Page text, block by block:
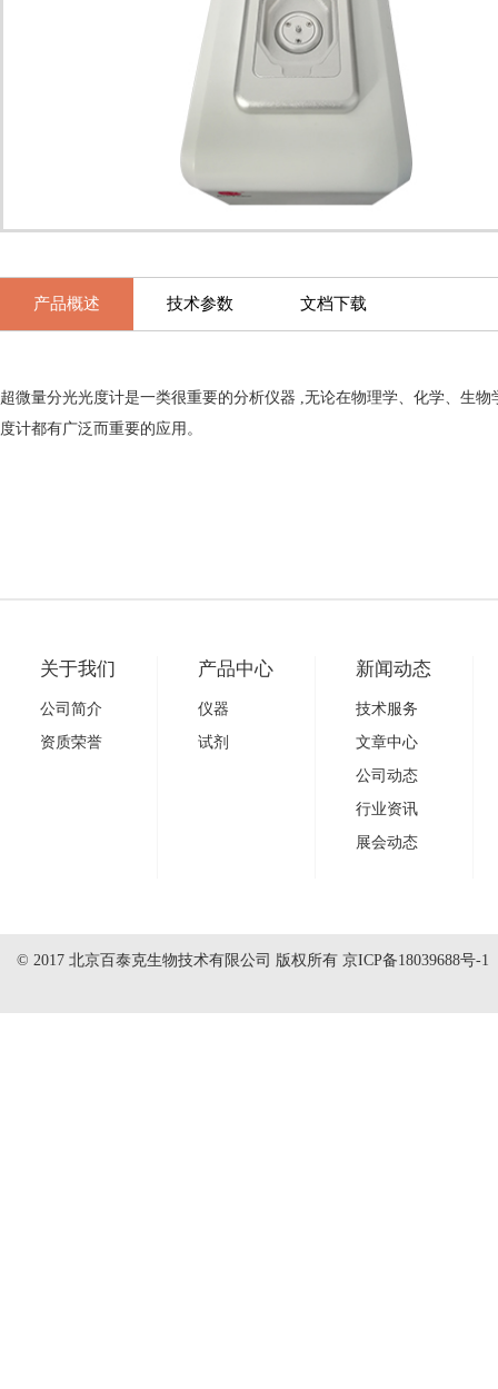
产品概述 技术参数 文档下载
超微量分光光度计是一类很重要的分析仪器 ,无论在物理学、化学、生
度计都有广泛而重要的应用。
关于我们
公司简介
资质荣誉
产品中心
仪器
试剂
新闻动态
技术服务
文章中心
公司动态
行业资讯
展会动态
© 2017 北京百泰克生物技术有限公司 版权所有 京ICP备18039688号-1